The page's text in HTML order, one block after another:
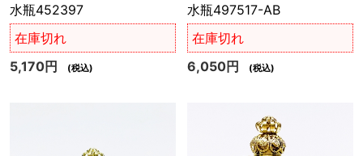
水瓶452397
在庫切れ
5,170円
(税込)
水瓶497517-AB
在庫切れ
6,050円
(税込)